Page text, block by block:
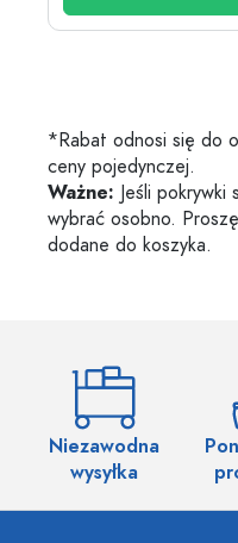
*Rabat odnosi się do
ceny pojedynczej.
Ważne: Jeśli pokrywki
wybrać osobno.
dodane do koszyka.
Niezawodna
wysyłka